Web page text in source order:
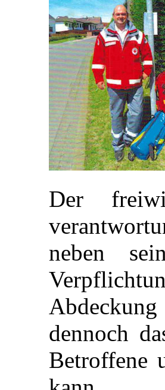
Der
neben
dennoch
Betroffene